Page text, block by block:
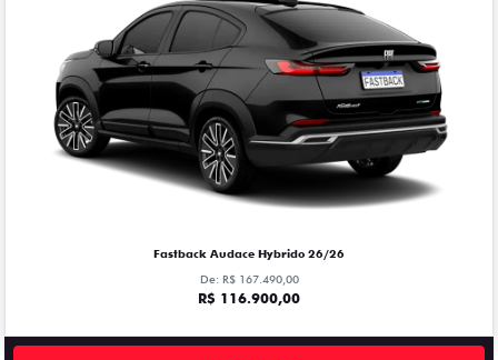
Fastback Audace Hybrido 26/26
De: R$ 167.490,00
R$ 116.900,00